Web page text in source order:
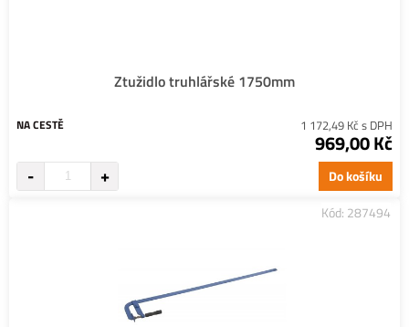
Ztužidlo truhlářské 1750mm
NA CESTĚ 1 172,49 Kč s DPH
969,00 Kč
Do košíku
Kód: 287494